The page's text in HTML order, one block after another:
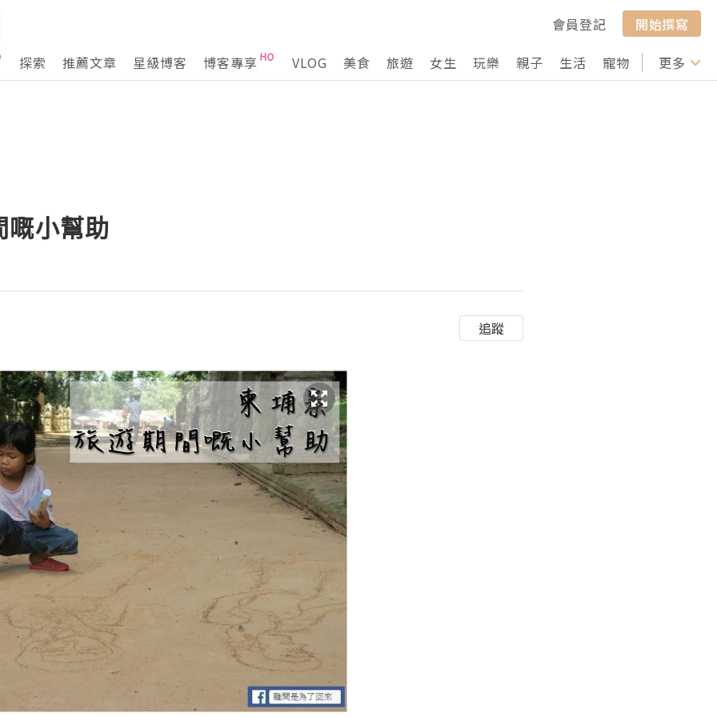
會員登記
開始撰寫
探索
推薦文章 星級博客 博客專享 VLOG 美食 旅遊 女生 玩樂 親子 生活 寵物 行山 打卡
更多
嘅小幫助
追蹤